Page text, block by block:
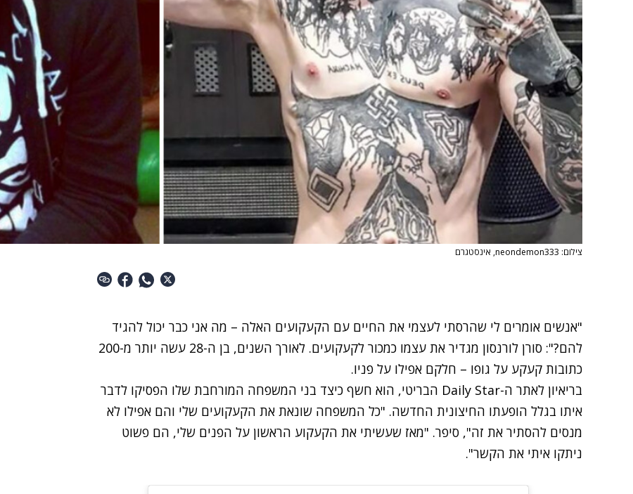
צילום: neondemon333, אינסטגרם
"אנשים אומרים לי שהרסתי לעצמי את החיים עם הקעקועים האלה – מה אני כבר יכול להגיד
להם?": סורן לורנסון מגדיר את עצמו כמכור לקעקועים. לאורך השנים, בן ה-28 עשה יותר מ-200
כתובות קעקע על גופו – חלקם אפילו על פניו.
בריאיון לאתר ה-Daily Star הבריטי, הוא חשף כיצד בני המשפחה המורחבת שלו הפסיקו לדבר
איתו בגלל הופעתו החיצונית החדשה. "כל המשפחה שונאת את הקעקועים שלי והם אפילו לא
מנסים להסתיר את זה", סיפר. "מאז שעשיתי את הקעקוע הראשון על הפנים שלי, הם פשוט
ניתקו איתי את הקשר".